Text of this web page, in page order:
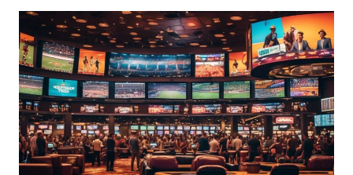
P
r
o
.